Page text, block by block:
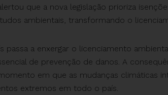
que a nova legislação prioriza
ambientais, transformando o
passa a enxergar o licenciamento
de prevenção de danos. A
em que as mudanças climáticas
extremos em todo o país.